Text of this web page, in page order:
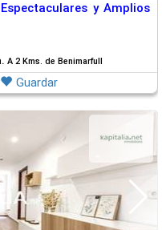
y Amplios
A 2 Kms. de Benimarfull
Guardar